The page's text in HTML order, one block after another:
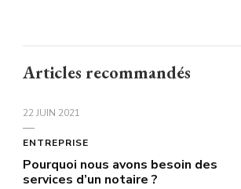
Articles recommandés
22 JUIN 2021
ENTREPRISE
Pourquoi nous avons besoin des
services d’un notaire ?